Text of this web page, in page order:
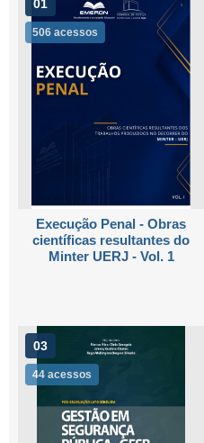
01
Execução Penal - Obras
científicas resultantes do
Minter UERJ - Vol. 1
506 acessos
03
44 acessos